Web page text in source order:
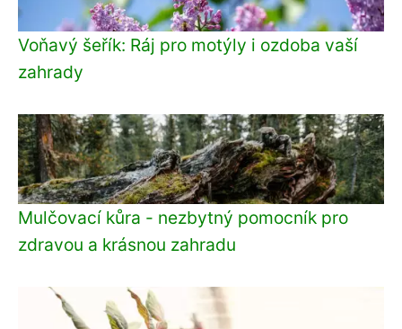
Voňavý šeřík: Ráj pro motýly i ozdoba vaší
zahrady
Mulčovací kůra - nezbytný pomocník pro
zdravou a krásnou zahradu